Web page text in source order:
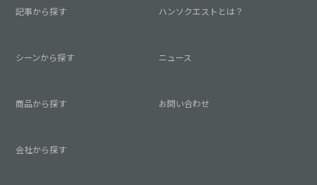
記事から探す
シーンから探す
商品から探す
会社から探す
ハンソクエストとは？
ニュース
お問い合わせ